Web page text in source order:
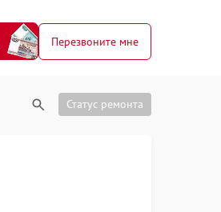
Перезвоните мне
Статус ремонта